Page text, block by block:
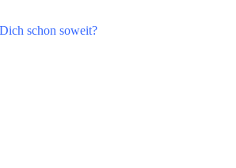
schon soweit?